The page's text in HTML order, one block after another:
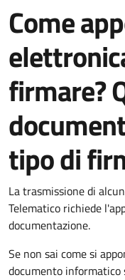
Come
firmare?
tipo di
La trasmissione di
Telematico richiede
documentazione.
Se non sai come si
documento informatico